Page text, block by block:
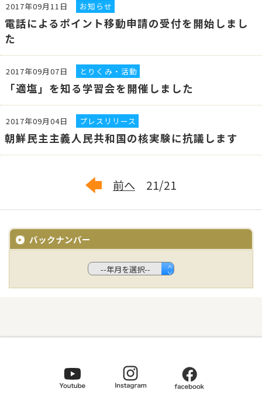
2017年09月11日 お知らせ
電話によるポイント移動申請の受付を開始しまし
た
2017年09月07日 とりくみ・活動
「適塩」を知る学習会を開催しました
2017年09月04日 プレスリリース
朝鮮民主主義人民共和国の核実験に抗議します
前へ 21/21
バックナンバー